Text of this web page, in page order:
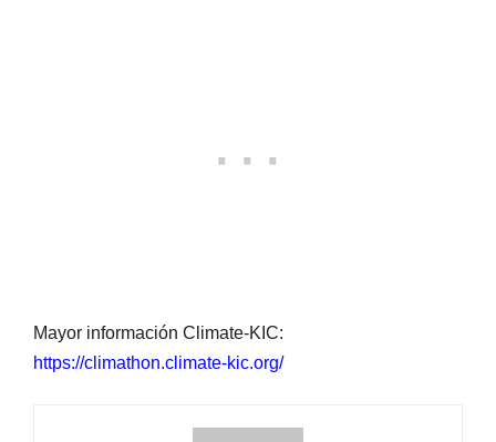
Mayor información Climate-KIC:
https://climathon.climate-kic.org/